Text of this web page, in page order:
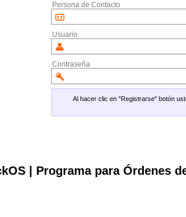
Persona de Contacto
Usuario
Contraseña
Al hacer clic en "Registrarse" botón
| Programa para Órdenes